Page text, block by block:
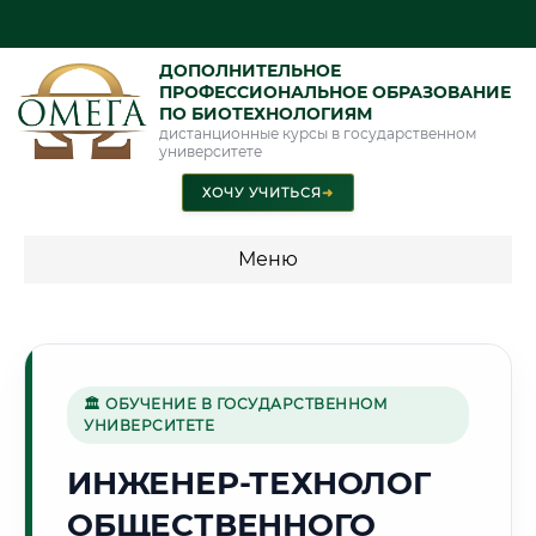
ДОПОЛНИТЕЛЬНОЕ
ПРОФЕССИОНАЛЬНОЕ ОБРАЗОВАНИЕ
ПО БИОТЕХНОЛОГИЯМ
дистанционные курсы в государственном
университете
ХОЧУ УЧИТЬСЯ➜
Меню
🌊
Г. КАЛИНИНГРАД
🏛 ОБУЧЕНИЕ В ГОСУДАРСТВЕННОМ
УНИВЕРСИТЕТЕ
ИНЖЕНЕР-ТЕХНОЛОГ
ОБЩЕСТВЕННОГО